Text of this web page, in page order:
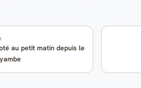
au petit matin depuis le